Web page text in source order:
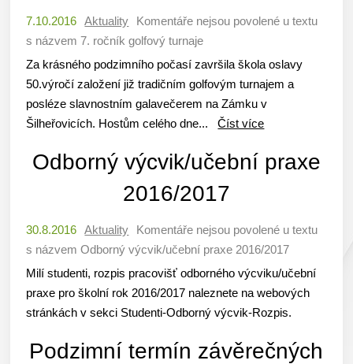
7.10.2016 Aktuality Komentáře nejsou povolené u textu
s názvem 7. ročník golfový turnaje
Za krásného podzimního počasí završila škola oslavy
50.výročí založení již tradičním golfovým turnajem a
posléze slavnostním galavečerem na Zámku v
Šilheřovicích. Hostům celého dne...Číst více
Odborný výcvik/učební praxe
2016/2017
30.8.2016 Aktuality Komentáře nejsou povolené u textu
s názvem Odborný výcvik/učební praxe 2016/2017
Milí studenti, rozpis pracovišť odborného výcviku/učební
praxe pro školní rok 2016/2017 naleznete na webových
stránkách v sekci Studenti-Odborný výcvik-Rozpis.
Podzimní termín závěrečných